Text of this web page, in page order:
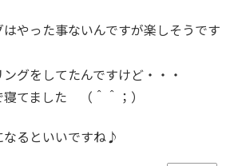
やった事ないんですが楽しそうです
グをしてたんですけど・・・
てました （＾＾；）
るといいですね♪